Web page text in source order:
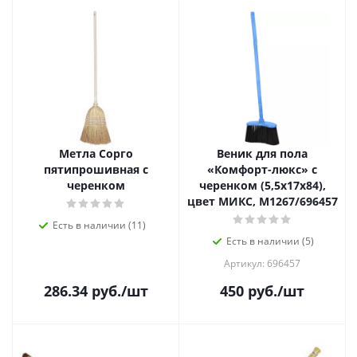
Метла Сорго
пятипрошивная с
черенком
Есть в наличии (11)
286.34руб./шт
Веник для пола
«Комфорт-люкс» с
черенком (5,5х17х84),
цвет МИКС, М1267/696457
Есть в наличии (5)
Артикул: 696457
450 руб./шт